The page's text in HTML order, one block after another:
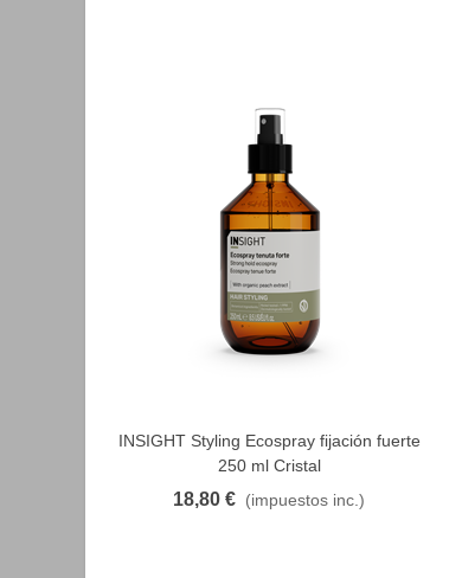
FAVORITO
INSIGHT Styling Ecospray fijación fuerte
250 ml Cristal
18,80 € (impuestos inc.)